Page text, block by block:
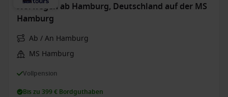
Norwegen ab Hamburg, Deutschland auf der MS
Hamburg
Ab / An Hamburg
MS Hamburg
Vollpension
Bis zu 399 € Bordguthaben